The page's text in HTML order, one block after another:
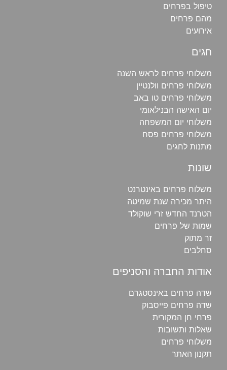
טיפול בפרחים
מהם פרחים
אירועים
חגים
משלוחי פרחים לראש השנה
משלוחי פרחים וולנטיין
משלוחי פרחים טו באב
יום האישה הבנילאומי
משלוחי יום המשפחה
משלוחי פרחים פסח
מתנות לחגים
שונות
משלוח פרחים באינטרנט
היתר מכירה שנת שמיטה
הטרנד החדש זרי שוקולד
שמות של פרחים
זר מתוק
סחלבים
אודות החברה והסניפים
שדה פרחים באינסטגרם
שדה פרחים פייסבוק
פרחי חן‎ המקורית
שאלות ותשובות
משלוחי פרחים‎
תקנון האתר